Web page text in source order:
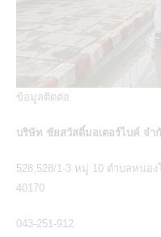
ข้อมูลติดต่อ
บริษัท ชัยสวัสดิ์มอเตอร์ไบค์ จำ
528,528/1-3 หมู่ 10 ตำบลหนอ
40170
043-251-912